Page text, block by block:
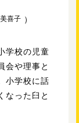
喜子
学校の児童
会や理事と
小学校に話
なった臼と